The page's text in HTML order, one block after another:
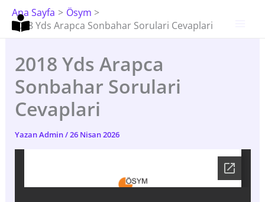
İçeriğe
Atla
Ana Sayfa
Ösym
2018 Yds Arapca Sonbahar Sorulari Cevaplari
2018 Yds Arapca
Sonbahar Sorulari
Cevaplari
YazanAdmin/26 Nisan 2026